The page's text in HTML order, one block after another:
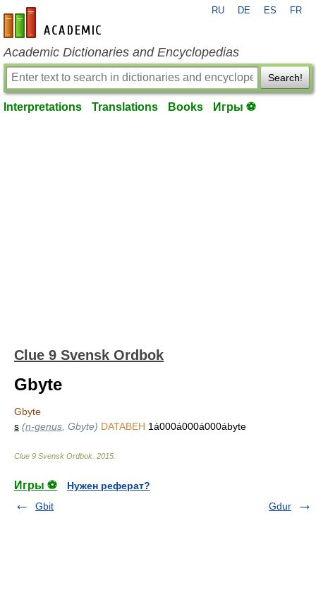
en-academic.com
RU DE ES FR
Academic Dictionaries and Encyclopedias
Search!
Interpretations Translations Books Игры ⚽
Clue 9 Svensk Ordbok
Gbyte
Gbyte
s (n-genus , Gbyte) DATABEH 1á000á000á000ábyte
Clue 9 Svensk Ordbok 2015
Игры ⚽
Нужен реферат?
Gbit
Gdur